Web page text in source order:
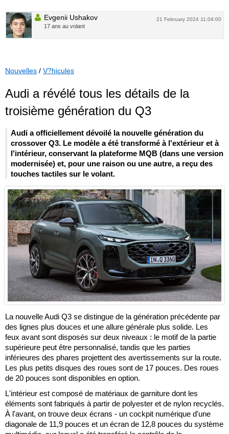
21 February 2024 11:04:00
Evgenii Ushakov
17 ans au volant
Nouvelles / V?hicules
Audi a révélé tous les détails de la
troisième génération du Q3
Audi a officiellement dévoilé la nouvelle génération du
crossover Q3. Le modèle a été transformé à l'extérieur et à
l'intérieur, conservant la plateforme MQB (dans une version
modernisée) et, pour une raison ou une autre, a reçu des
touches tactiles sur le volant.
La nouvelle Audi Q3 se distingue de la génération précédente par
des lignes plus douces et une allure générale plus solide. Les
feux avant sont disposés sur deux niveaux : le motif de la partie
supérieure peut être personnalisé, tandis que les parties
inférieures des phares projettent des avertissements sur la route.
Les plus petits disques des roues sont de 17 pouces. Des roues
de 20 pouces sont disponibles en option.
L'intérieur est composé de matériaux de garniture dont les
éléments sont fabriqués à partir de polyester et de nylon recyclés.
À l'avant, on trouve deux écrans - un cockpit numérique d'une
diagonale de 11,9 pouces et un écran de 12,8 pouces du système